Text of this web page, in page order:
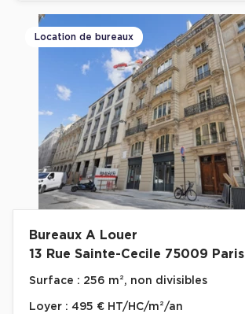
Location de bureaux
Bureaux A Louer
13 Rue Sainte-Cecile 75009 Paris
Surface : 256 m², non divisibles
Loyer : 495 € HT/HC/m²/an